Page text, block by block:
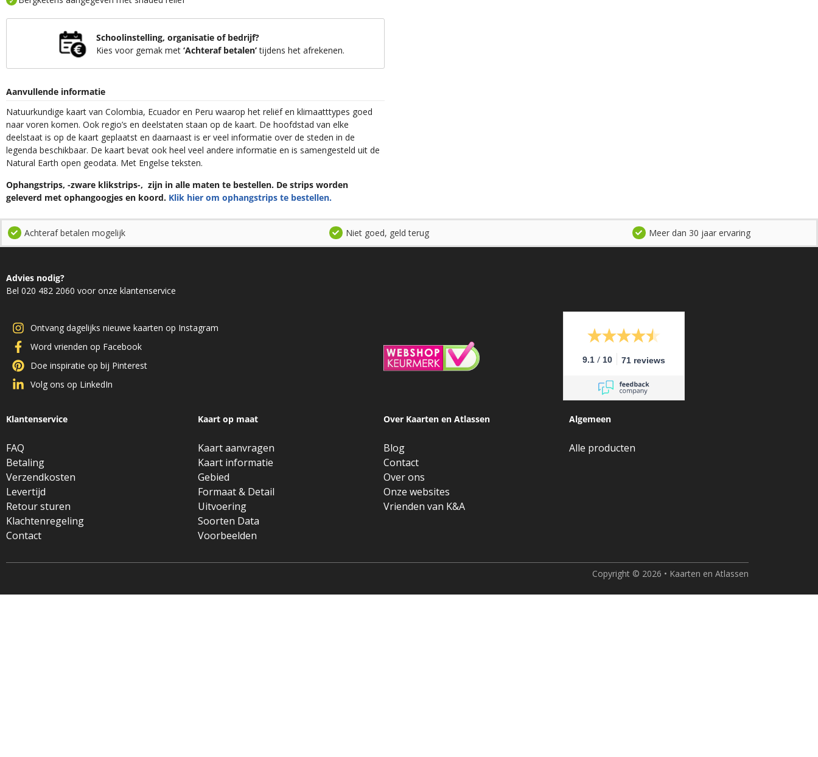
Schoolinstelling, organisatie of bedrijf?
Kies voor gemak met ‘Achteraf betalen’tijdens het afrekenen.
Aanvullende informatie
Natuurkundige kaart van Colombia, Ecuador en Peru waarop het reliëf en klimaatttypes goed
naar voren komen. Ook regio’s en deelstaten staan op de kaart. De hoofdstad van elke
deelstaat is op de kaart geplaatst en daarnaast is er veel informatie over de steden in de
legenda beschikbaar. De kaart bevat ook heel veel andere informatie en is samengesteld uit de
Natural Earth open geodata. Met Engelse teksten.
Ophangstrips, -zware klikstrips-, zijn in alle maten te bestellen. De strips worden
geleverd met ophangoogjes en koord. Klik hier om ophangstrips te bestellen.
Achteraf betalen mogelijk Niet goed, geld terug Meer dan 30 jaar ervaring
Advies nodig?
Bel 020 482 2060 voor onze klantenservice
Ontvang dagelijks nieuwe kaarten op Instagram
Word vrienden op Facebook
Doe inspiratie op bij Pinterest
Volg ons op LinkedIn
9.1 / 10 71 reviews
Klantenservice
FAQ
Betaling
Verzendkosten
Levertijd
Retour sturen
Klachtenregeling
Contact
Kaart op maat
Kaart aanvragen
Kaart informatie
Gebied
Formaat & Detail
Uitvoering
Soorten Data
Voorbeelden
Over Kaarten en Atlassen
Blog
Contact
Over ons
Onze websites
Vrienden van K&A
Algemeen
Alle producten
Copyright © 2026 • Kaarten en Atlassen